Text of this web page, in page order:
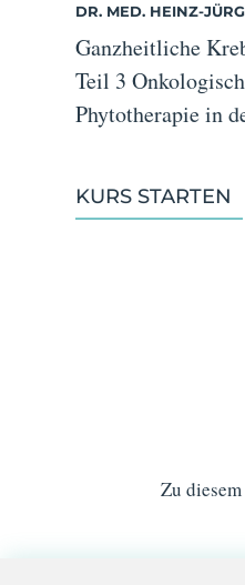
DR. MED. HEINZ-
Ganzheitliche
Teil 3
Phytotherapie in
KURS STARTEN
Zu